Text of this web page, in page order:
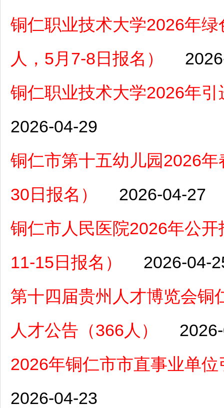
铜仁职业技术大学2026年
人，5月7-8日报名）
铜仁职业技术大学2026年
2026-04-29
铜仁市第十五幼儿园2026
30日报名）
2026-04-27
铜仁市人民医院2026年公
11-15日报名）
2026-04-
第十四届贵州人才博览会铜
人才公告（366人）
2026年铜仁市市直事业单
2026-04-23